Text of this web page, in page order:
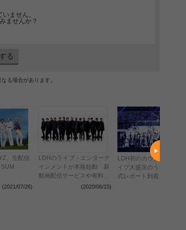
ません。
ませんか？
る
る場合があります。
、生配信
(2021/07/26)
LDHのライブ・エンターテ
インメントが本格始動 新
動画配信サービスや有料配
信ライブ、“ソーシャルデ
(2020/06/15)
LDH初のカウントダウンラ
イブ大盛況のうちに幕 公
式レポート到着